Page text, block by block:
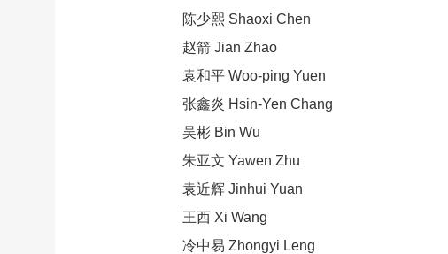
陈少熙 Shaoxi Chen
赵箭 Jian Zhao
袁和平 Woo-ping Yuen
张鑫炎 Hsin-Yen Chang
吴彬 Bin Wu
朱亚文 Yawen Zhu
袁近辉 Jinhui Yuan
王西 Xi Wang
冷中易 Zhongyi Leng